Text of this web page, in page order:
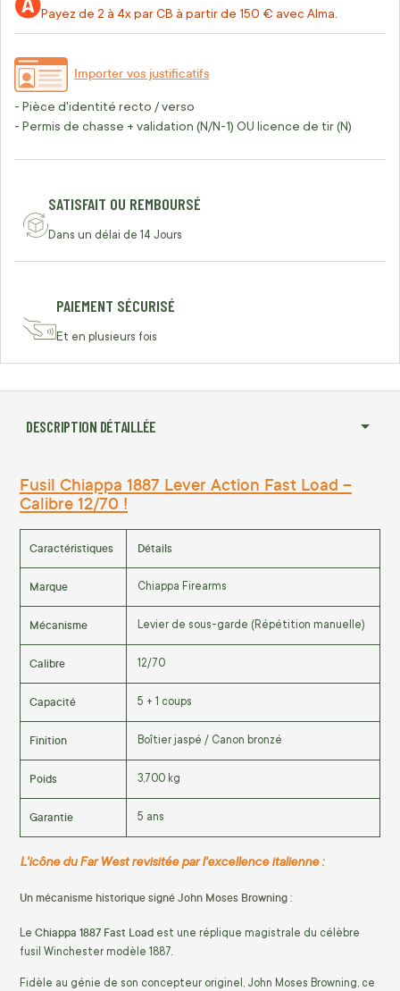
Payez de 2 à 4x par CB à partir de 150 € avec Alma.
Importer vos justificatifs
- Pièce d'identité recto / verso
- Permis de chasse + validation (N/N-1) OU licence de tir (N)
SATISFAIT OU REMBOURSÉ
Dans un délai de 14 Jours
PAIEMENT SÉCURISÉ
Et en plusieurs fois
DESCRIPTION DÉTAILLÉE
Fusil Chiappa 1887 Lever Action Fast Load –
Calibre 12/70 !
Caractéristiques Détails
Marque Chiappa Firearms
Mécanisme Levier de sous-garde (Répétition manuelle)
Calibre 12/70
Capacité 5 + 1 coups
Finition Boîtier jaspé / Canon bronzé
Poids 3,700 kg
Garantie 5 ans
L'icône du Far West revisitée par l'excellence italienne :
Un mécanisme historique signé John Moses Browning :
Le Chiappa 1887 Fast Load est une réplique magistrale du célèbre
fusil Winchester modèle 1887.
Fidèle au génie de son concepteur originel, John Moses Browning, ce